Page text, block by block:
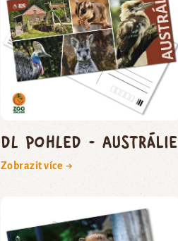
DL pohled - Austrálie
Zobrazit více →